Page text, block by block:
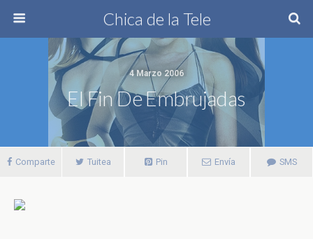
Chica de la Tele
4 Marzo 2006
El Fin De Embrujadas
Comparte Tuitea Pin Envía SMS